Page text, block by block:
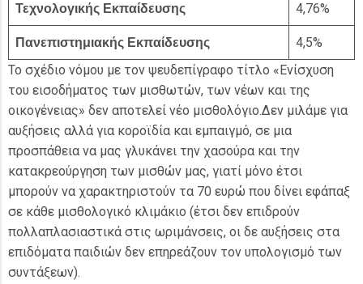
Τεχνολογικής Εκπαίδευσης 4,76%
Πανεπιστημιακής Εκπαίδευσης
4,5%
Το σχέδιο νόμου με τον ψευδεπίγραφο τίτλο «Ενίσχυση
του εισοδήματος των μισθωτών, των νέων και της
οικογένειας» δεν αποτελεί νέο μισθολόγιο.Δεν μιλάμε για
αυξήσεις αλλά για κοροϊδία και εμπαιγμό, σε μια
προσπάθεια να μας γλυκάνει την χασούρα και την
κατακρεούργηση των μισθών μας, γιατί μόνο έτσι
μπορούν να χαρακτηριστούν τα 70 ευρώ που δίνει εφάπαξ
σε κάθε μισθολογικό κλιμάκιο (έτσι δεν επιδρούν
πολλαπλασιαστικά στις ωριμάνσεις, οι δε αυξήσεις στα
επιδόματα παιδιών δεν επηρεάζουν τον υπολογισμό των
συντάξεων).